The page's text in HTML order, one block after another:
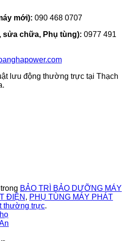
mới): 090 468 0707
sửa chữa, Phụ tùng): 0977 491
lưu động thường trực tại Thạch
BẢO TRÌ BẢO DƯỠNG MÁY
ĐIỆN , PHỤ TÙNG MÁY PHÁT
thường trực.